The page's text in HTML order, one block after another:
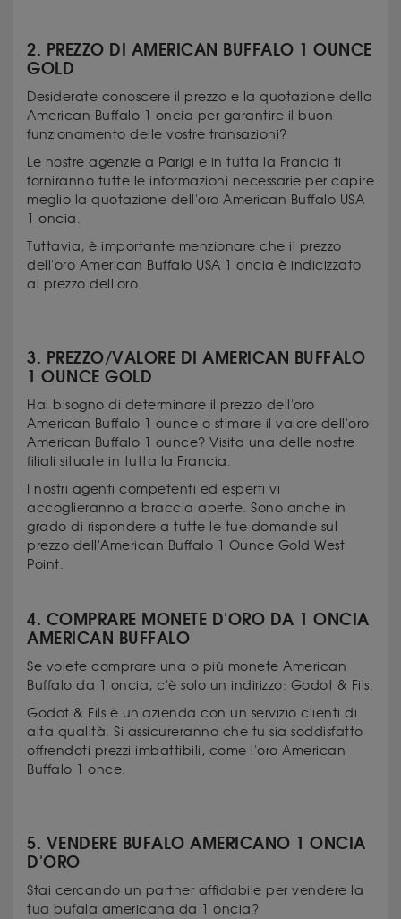
2. PREZZO DI AMERICAN BUFFALO 1 OUNCE
GOLD
Desiderate conoscere il prezzo e la quotazione della
American Buffalo 1 oncia per garantire il buon
funzionamento delle vostre transazioni?
Le nostre agenzie a Parigi e in tutta la Francia ti
forniranno tutte le informazioni necessarie per capire
meglio la quotazione dell'oro American Buffalo USA
1 oncia.
Tuttavia, è importante menzionare che il prezzo
dell'oro American Buffalo USA 1 oncia è indicizzato
al prezzo dell'oro.
3. PREZZO/VALORE DI AMERICAN BUFFALO
1 OUNCE GOLD
Hai bisogno di determinare il prezzo dell'oro
American Buffalo 1 ounce o stimare il valore dell'oro
American Buffalo 1 ounce? Visita una delle nostre
filiali situate in tutta la Francia.
I nostri agenti competenti ed esperti vi
accoglieranno a braccia aperte. Sono anche in
grado di rispondere a tutte le tue domande sul
prezzo dell'American Buffalo 1 Ounce Gold West
Point.
4. COMPRARE MONETE D'ORO DA 1 ONCIA
AMERICAN BUFFALO
Se volete comprare una o più monete American
Buffalo da 1 oncia, c'è solo un indirizzo: Godot & Fils.
Godot & Fils è un'azienda con un servizio clienti di
alta qualità. Si assicureranno che tu sia soddisfatto
offrendoti prezzi imbattibili, come l'oro American
Buffalo 1 once.
5. VENDERE BUFALO AMERICANO 1 ONCIA
D'ORO
Stai cercando un partner affidabile per vendere la
tua bufala americana da 1 oncia?